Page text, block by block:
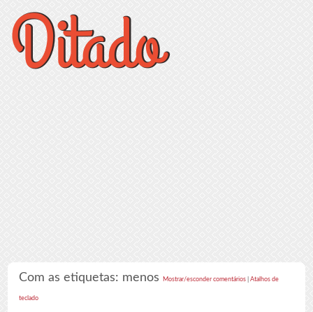
Com as etiquetas: menosMostrar/esconder comentários |Atalhos de
teclado